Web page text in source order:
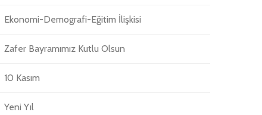
Ekonomi-Demografi-Eğitim İlişkisi
Zafer Bayramımız Kutlu Olsun
10 Kasım
Yeni Yıl